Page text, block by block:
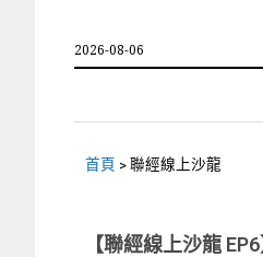
2026-08-06
首頁 >聯經線上沙龍
【聯經線上沙龍